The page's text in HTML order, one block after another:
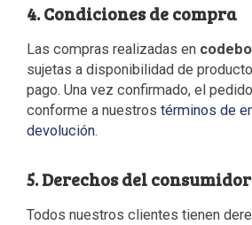
4. Condiciones de compra
Las compras realizadas en
sujetas a disponibilidad de
pago. Una vez confirmado, el
conforme a nuestros términos de
devolución.
5. Derechos del consumidor
Todos nuestros clientes tienen